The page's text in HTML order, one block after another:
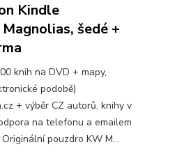
Kindle
šedé +
knih na DVD + mapy,
podobě)
+ výběr CZ autorů, knihy v
na telefonu a emailem
pouzdro KW M...